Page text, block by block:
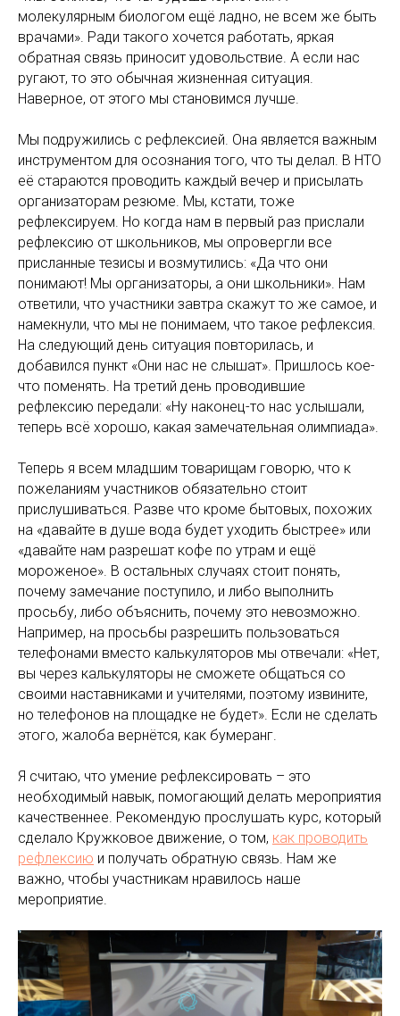
молекулярным биологом ещё ладно, не всем же быть
врачами». Ради такого хочется работать, яркая
обратная связь приносит удовольствие. А если нас
ругают, то это обычная жизненная ситуация.
Наверное, от этого мы становимся лучше.
Мы подружились с рефлексией. Она является важным
инструментом для осознания того, что ты делал. В НТО
её стараются проводить каждый вечер и присылать
организаторам резюме. Мы, кстати, тоже
рефлексируем. Но когда нам в первый раз прислали
рефлексию от школьников, мы опровергли все
присланные тезисы и возмутились: «Да что они
понимают! Мы организаторы, а они школьники». Нам
ответили, что участники завтра скажут то же самое, и
намекнули, что мы не понимаем, что такое рефлексия.
На следующий день ситуация повторилась, и
добавился пункт «Они нас не слышат». Пришлось кое-
что поменять. На третий день проводившие
рефлексию передали: «Ну наконец-то нас услышали,
теперь всё хорошо, какая замечательная олимпиада».
Теперь я всем младшим товарищам говорю, что к
пожеланиям участников обязательно стоит
прислушиваться. Разве что кроме бытовых, похожих
на «давайте в душе вода будет уходить быстрее» или
«давайте нам разрешат кофе по утрам и ещё
мороженое». В остальных случаях стоит понять,
почему замечание поступило, и либо выполнить
просьбу, либо объяснить, почему это невозможно.
Например, на просьбы разрешить пользоваться
телефонами вместо калькуляторов мы отвечали: «Нет,
вы через калькуляторы не сможете общаться со
своими наставниками и учителями, поэтому извините,
но телефонов на площадке не будет». Если не сделать
этого, жалоба вернётся, как бумеранг.
Я считаю, что умение рефлексировать – это
необходимый навык, помогающий делать мероприятия
качественнее. Рекомендую прослушать курс, который
сделало Кружковое движение, о том, как проводить
рефлексию и получать обратную связь. Нам же
важно, чтобы участникам нравилось наше
мероприятие.